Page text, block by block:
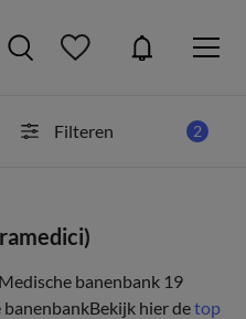
Filteren 2
banenbank 19
banenbankBekijk hier detop